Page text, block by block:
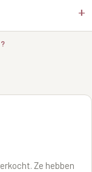
+
stellen. Dat kan
jouw vraag
Ze hebben